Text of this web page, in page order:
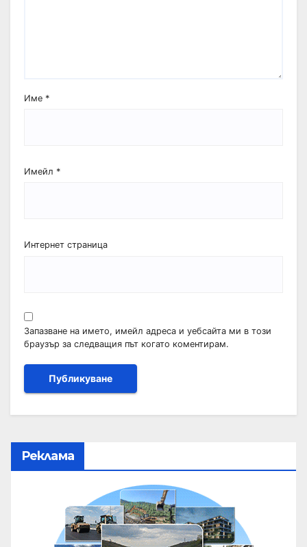
Име *
Имейл *
Интернет страница
Запазване на името, имейл адреса и уебсайта ми в този
браузър за следващия път когато коментирам.
Реклама